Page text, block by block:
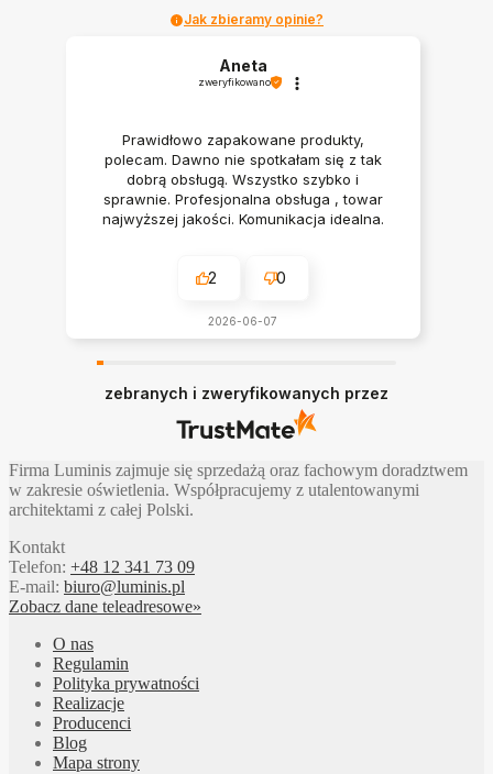
Jak zbieramy opinie?
Aneta
zweryfikowano
Prawidłowo zapakowane produkty,
polecam. Dawno nie spotkałam się z tak
dobrą obsługą. Wszystko szybko i
sprawnie. Profesjonalna obsługa , towar
najwyższej jakości. Komunikacja idealna.
2 0
2026-06-07
zebranych i zweryfikowanych przez
Firma Luminis zajmuje się sprzedażą oraz fachowym doradztwem
w zakresie oświetlenia. Współpracujemy z utalentowanymi
architektami z całej Polski.
Kontakt
Telefon: +48 12 341 73 09
E-mail: biuro@luminis.pl
Zobacz dane teleadresowe»
O nas
Regulamin
Polityka prywatności
Realizacje
Producenci
Blog
Mapa strony